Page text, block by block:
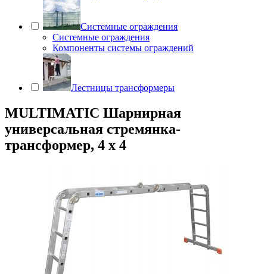
Системные ограждения
Системные ограждения
Компоненты системы ограждений
Лестницы трансформеры
MULTIMATIC Шарнирная
универсальная стремянка-
трансформер, 4 х 4